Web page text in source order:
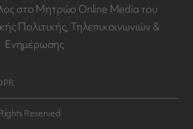
στο Μητρώο Online Media του
Πολιτικής, Τηλεπικοινωνιών &
Ενημέρωσης
Reserved